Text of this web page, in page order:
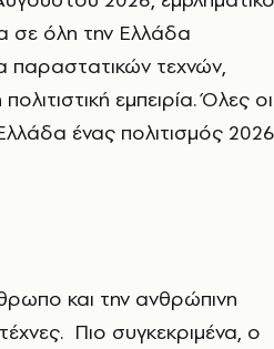
σε όλη την Ελλάδα
τεχνών,
εμπειρία. Όλες οι
ένας πολιτισμός
και την ανθρώπινη
Πιο συγκεκριμένα, ο